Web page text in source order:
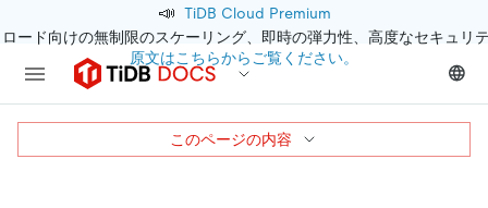
📣 TiDB Cloud Premium
ード向けの無制限のスケーリング、即時の弾力性、高度なセキュリ
原文はこちらからご覧ください。
このページの内容